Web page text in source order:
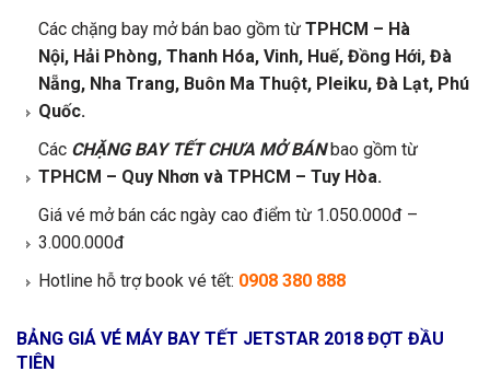
Các chặng bay mở bán bao gồm từ TPHCM – Hà
Nội, Hải Phòng, Thanh Hóa, Vinh, Huế, Đồng Hới, Đà
Nẵng, Nha Trang, Buôn Ma Thuột, Pleiku, Đà Lạt, Phú
Quốc.
Các CHẶNG BAY TẾT CHƯA MỞ BÁNbao gồm từ
TPHCM – Quy Nhơn và TPHCM – Tuy Hòa.
Giá vé mở bán các ngày cao điểm từ 1.050.000đ –
3.000.000đ
Hotline hỗ trợ book vé tết: 0908 380 888
BẢNG GIÁ VÉ MÁY BAY TẾT JETSTAR 2018 ĐỢT ĐẦU
TIÊN